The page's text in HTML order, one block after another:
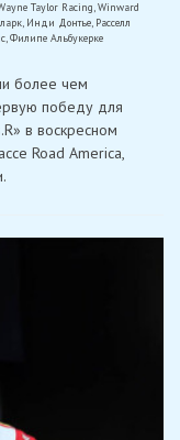
Taylor Racing,Winward
, Инди Донтье, Расселл
,Филипе Альбукерке
более чем
победу для
в воскресном
Road America,